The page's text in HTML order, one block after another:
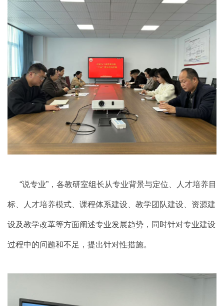
“说专业”，各教研室组长从专业背景与定位、人才培养目
标、人才培养模式、课程体系建设、教学团队建设、资源建
设及教学改革等方面阐述专业发展趋势，同 时针对专业建设
过程中的问题和不足，提出针对性措施。